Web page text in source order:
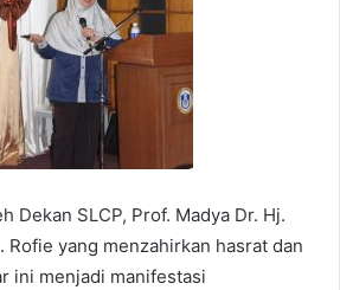
Dekan SLCP, Prof. Madya Dr. Hj.
Rofie yang menzahirkan hasrat dan
ini menjadi manifestasi